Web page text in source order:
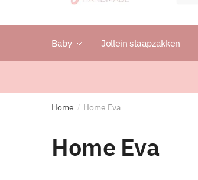
Baby Jollein slaapzakken
Home / Home Eva
Home Eva